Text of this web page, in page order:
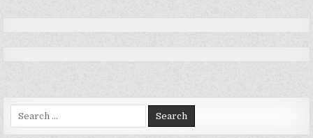
Search
for: